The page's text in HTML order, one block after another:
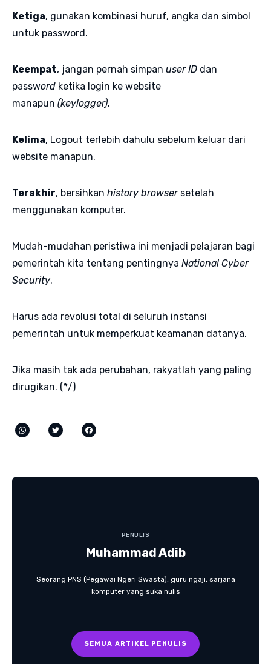
Ketiga, gunakan kombinasi huruf, angka dan simbol
untuk password.
Keempat, jangan pernah simpan user ID dan
password ketika login ke website
manapun (keylogger).
Kelima, Logout terlebih dahulu sebelum keluar dari
website manapun.
Terakhir, bersihkan history browser setelah
menggunakan komputer.
Mudah-mudahan peristiwa ini menjadi pelajaran bagi
pemerintah kita tentang pentingnya National Cyber
Security.
Harus ada revolusi total di seluruh instansi
pemerintah untuk memperkuat keamanan datanya.
Jika masih tak ada perubahan, rakyatlah yang paling
dirugikan. (*/)
PENULIS
Muhammad Adib
Seorang PNS (Pegawai Ngeri Swasta), guru ngaji, sarjana
komputer yang suka nulis
SEMUA ARTIKEL PENULIS